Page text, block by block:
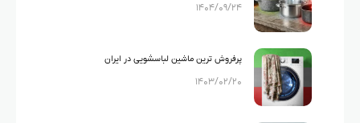
گرانیت و تفلون
۱۴۰۴/۰۹/۲۴
پرفروش ترین ماشین لباسشویی در ایران
۱۴۰۳/۰۲/۲۰